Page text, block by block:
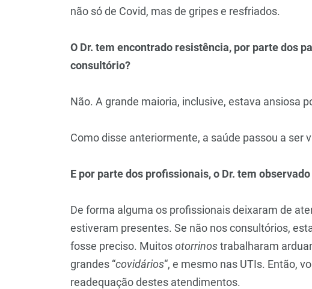
não só de Covid, mas de gripes e resfriados.
O Dr. tem encontrado resistência, por parte dos
consultório?
Não. A grande maioria, inclusive, estava ansiosa
Como disse anteriormente, a saúde passou a ser
E por parte dos profissionais, o Dr. tem
De forma alguma os profissionais deixaram de
estiveram presentes. Se não nos consultórios,
fosse preciso. Muitosotorrinostrabalharam
grandes “covidários“, e mesmo nas UTIs. Então,
readequação destes atendimentos.